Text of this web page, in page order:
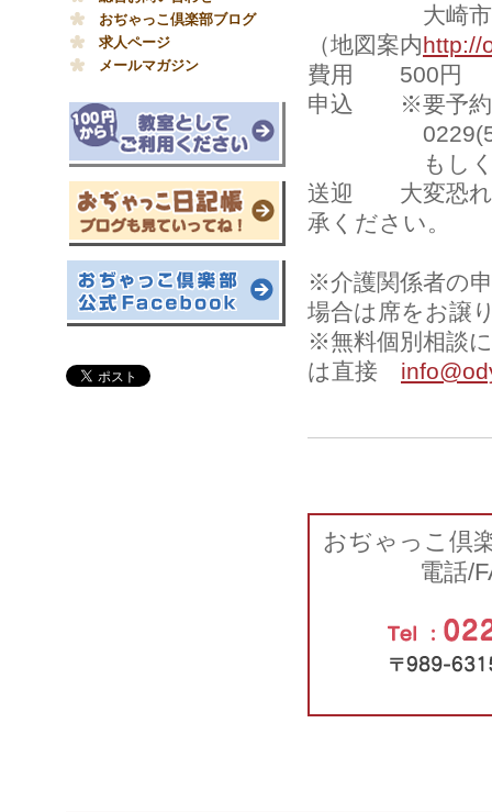
大崎市三本
（地図案内http://
費用 500円
申込 ※要予約
もしく
送迎 大変恐れ
承ください。
※介護関係者の
場合は席をお譲
※無料個別相談
は直接
おぢゃっこ倶
電話/
おぢゃっこ倶楽部ブログ
求人ページ
メールマガジン